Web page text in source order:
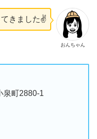
おんちゃん
きました✌️
泉町2880-1